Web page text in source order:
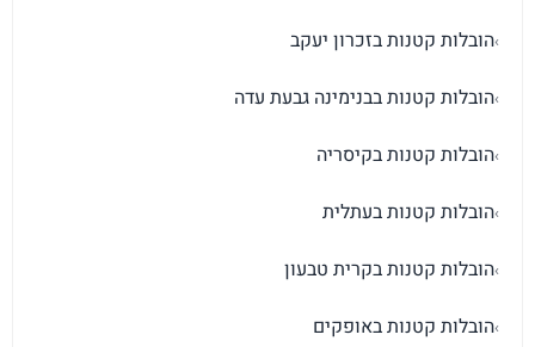
›הובלות קטנות בזכרון יעקב
›הובלות קטנות בבנימינה גבעת עדה
›הובלות קטנות בקיסריה
›הובלות קטנות בעתלית
›הובלות קטנות בקרית טבעון
›הובלות קטנות באופקים